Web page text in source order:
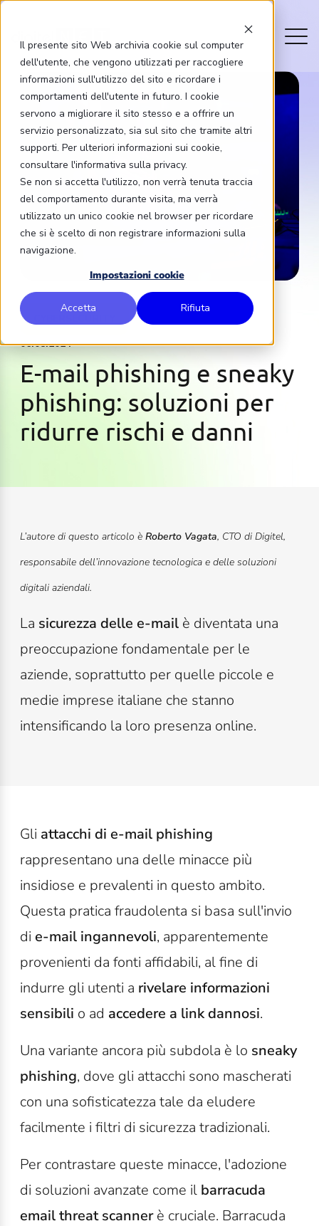
Il presente sito Web archivia cookie sul computer
dell'utente, che vengono utilizzati per raccogliere
informazioni sull'utilizzo del sito e ricordare i
comportamenti dell'utente in futuro. I cookie
servono a migliorare il sito stesso e a offrire un
servizio personalizzato, sia sul sito che tramite altri
supporti. Per ulteriori informazioni sui cookie,
consultare l'informativa sulla privacy.
Se non si accetta l'utilizzo, non verrà tenuta traccia
del comportamento durante visita, ma verrà
utilizzato un unico cookie nel browser per ricordare
che si è scelto di non registrare informazioni sulla
navigazione.
Impostazioni cookie
Accetta Rifiuta
06.08.2024
E-mail phishing e sneaky
phishing: soluzioni per
ridurre rischi e danni
L’autore di questo articolo è Roberto Vagata, CTO di Digitel,
responsabile dell’innovazione tecnologica e delle soluzioni
digitali aziendali.
La sicurezza delle e-mail è diventata una
preoccupazione fondamentale per le
aziende, soprattutto per quelle piccole e
medie imprese italiane che stanno
intensificando la loro presenza online.
Gli attacchi di e-mail phishing
rappresentano una delle minacce più
insidiose e prevalenti in questo ambito.
Questa pratica fraudolenta si basa sull'invio
di e-mail ingannevoli, apparentemente
provenienti da fonti affidabili, al fine di
indurre gli utenti a rivelare informazioni
sensibili o ad accedere a link dannosi.
Una variante ancora più subdola è lo sneaky
phishing, dove gli attacchi sono mascherati
con una sofisticatezza tale da eludere
facilmente i filtri di sicurezza tradizionali.
Per contrastare queste minacce, l'adozione
di soluzioni avanzate come il barracuda
email threat scannerè cruciale. Barracuda